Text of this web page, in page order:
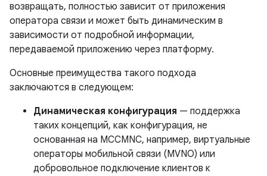
возвращать, полностью зависит от приложения
оператора связи и может быть динамическим в
зависимости от подробной информации,
передаваемой приложению через платформу.
Основные преимущества такого подхода
заключаются в следующем:
Динамическая конфигурация — поддержка
таких концепций, как конфигурация, не
основанная на MCCMNC, например, виртуальные
операторы мобильной связи (MVNO) или
добровольное подключение клиентов к